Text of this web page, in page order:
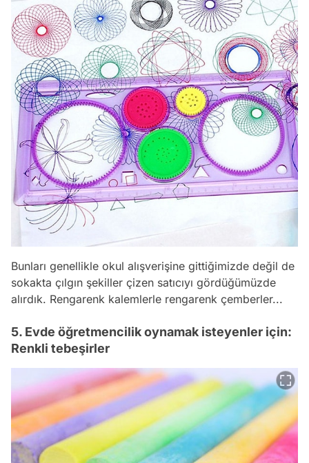
Bunları genellikle okul alışverişine gittiğimizde değil de
sokakta çılgın şekiller çizen satıcıyı gördüğümüzde
alırdık. Rengarenk kalemlerle rengarenk çemberler...
5. Evde öğretmencilik oynamak isteyenler için:
Renkli tebeşirler